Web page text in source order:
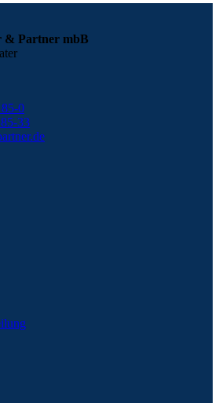
& Partner mbB
0
33